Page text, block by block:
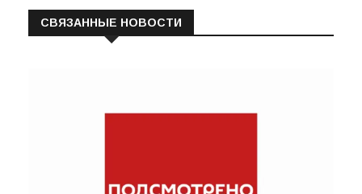
СВЯЗАННЫЕ НОВОСТИ